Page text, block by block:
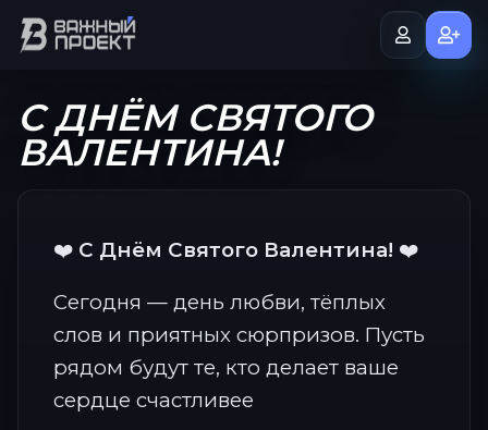
С ДНЁМ СВЯТОГО
ВАЛЕНТИНА!
❤️ С Днём Святого Валентина! ❤️
Сегодня — день любви, тёплых
слов и приятных сюрпризов. Пусть
рядом будут те, кто делает ваше
сердце счастливее